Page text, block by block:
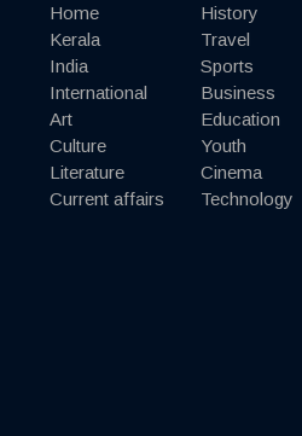
Home
Kerala
India
International
Art
Culture
Literature
Current affairs
History
Travel
Sports
Business
Education
Youth
Cinema
Technology